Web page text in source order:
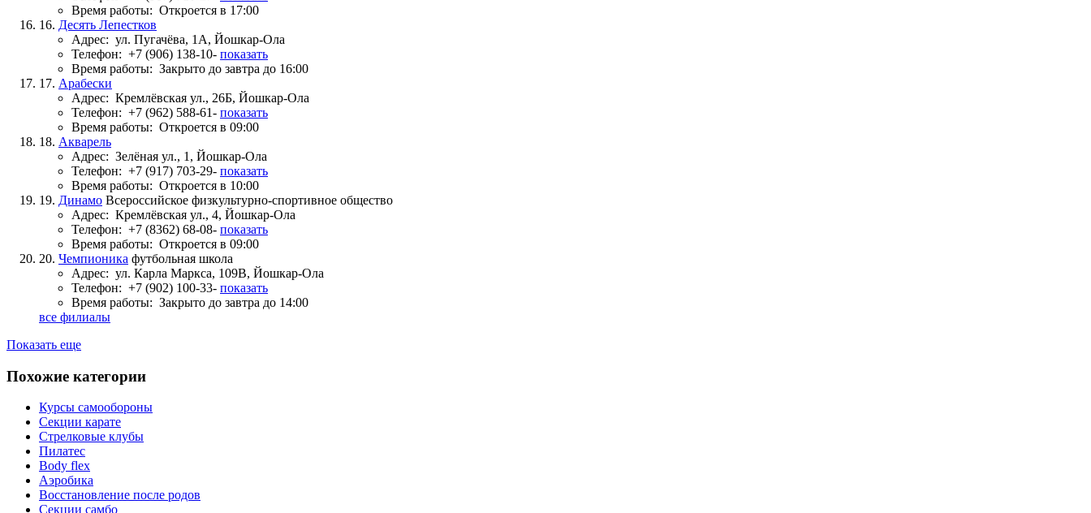
Время работы: Откроется в 17:00
16. Десять Лепестков
Адрес: ул. Пугачёва, 1А, Йошкар-Ола
Телефон: +7 (906) 138-10- показать
Время работы: Закрыто до завтра до 16:00
17. Арабески
Адрес: Кремлёвская ул., 26Б, Йошкар-Ола
Телефон: +7 (962) 588-61- показать
Время работы: Откроется в 09:00
18. Акварель
Адрес: Зелёная ул., 1, Йошкар-Ола
Телефон: +7 (917) 703-29- показать
Время работы: Откроется в 10:00
19. Динамо Всероссийское физкультурно-спортивное общество
Адрес: Кремлёвская ул., 4, Йошкар-Ола
Телефон: +7 (8362) 68-08- показать
Время работы: Откроется в 09:00
20. Чемпионика футбольная школа
Адрес: ул. Карла Маркса, 109В, Йошкар-Ола
Телефон: +7 (902) 100-33- показать
Время работы: Закрыто до завтра до 14:00
все филиалы
Показать еще
Похожие категории
Курсы самообороны
Секции карате
Стрелковые клубы
Пилатес
Body flex
Аэробика
Восстановление после родов
Секции самбо